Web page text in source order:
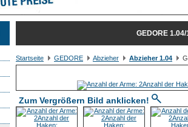
GEDORE
Startseite GEDORE Abzieher Abzieher 1.04
Zum Vergrößern Bild anklicken!